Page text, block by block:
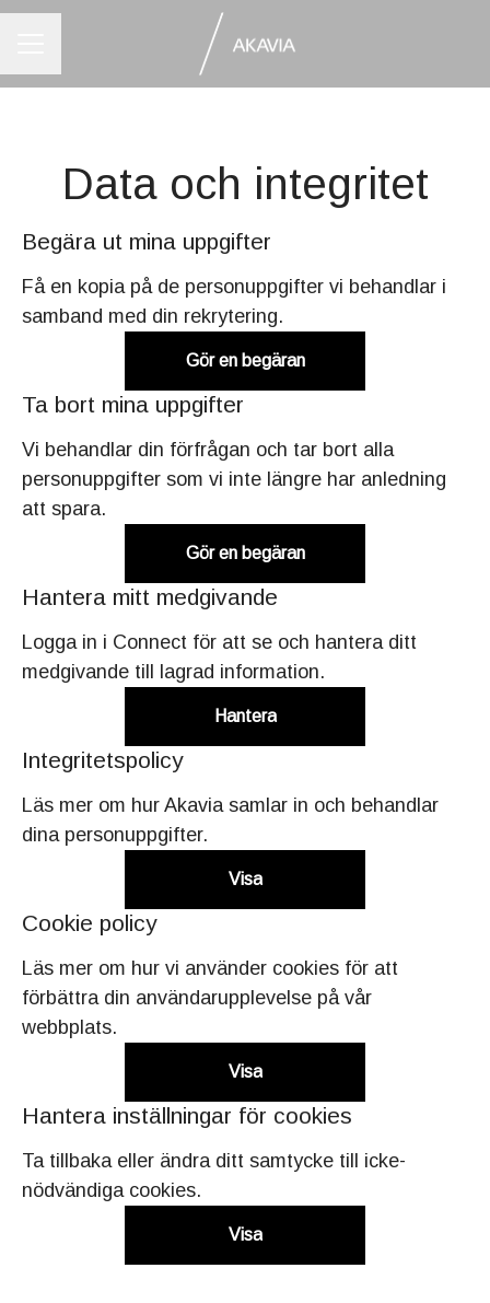
Data och integritet
Begära ut mina uppgifter
Få en kopia på de personuppgifter vi behandlar i
samband med din rekrytering.
Gör en begäran
Ta bort mina uppgifter
Vi behandlar din förfrågan och tar bort alla
personuppgifter som vi inte längre har anledning
att spara.
Gör en begäran
Hantera mitt medgivande
Logga in i Connect för att se och hantera ditt
medgivande till lagrad information.
Hantera
Integritetspolicy
Läs mer om hur Akavia samlar in och behandlar
dina personuppgifter.
Visa
Cookie policy
Läs mer om hur vi använder cookies för att
förbättra din användarupplevelse på vår
webbplats.
Visa
Hantera inställningar för cookies
Ta tillbaka eller ändra ditt samtycke till icke-
nödvändiga cookies.
Visa